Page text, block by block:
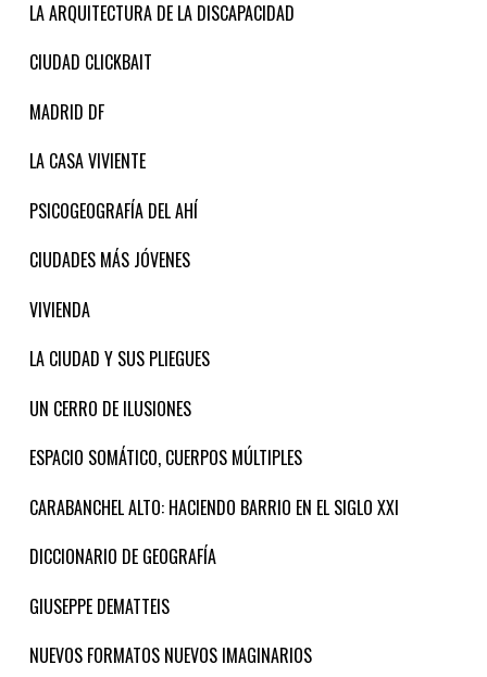
LA ARQUITECTURA DE LA DISCAPACIDAD
CIUDAD CLICKBAIT
MADRID DF
LA CASA VIVIENTE
PSICOGEOGRAFÍA DEL AHÍ
CIUDADES MÁS JÓVENES
VIVIENDA
LA CIUDAD Y SUS PLIEGUES
UN CERRO DE ILUSIONES
ESPACIO SOMÁTICO, CUERPOS MÚLTIPLES
CARABANCHEL ALTO: HACIENDO BARRIO EN EL SIGLO XXI
DICCIONARIO DE GEOGRAFÍA
GIUSEPPE DEMATTEIS
NUEVOS FORMATOS NUEVOS IMAGINARIOS